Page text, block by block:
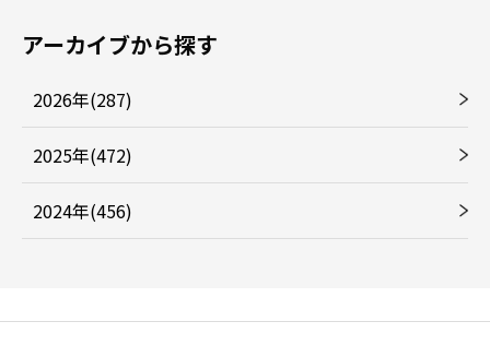
アーカイブから探す
2026年(287)
2025年(472)
2024年(456)